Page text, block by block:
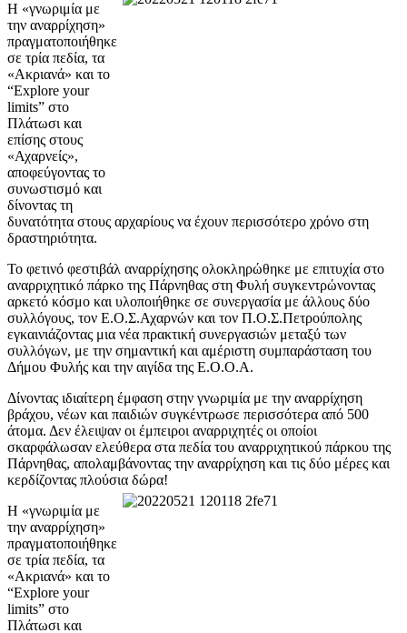
Η «γνωριμία με
την αναρρίχηση»
πραγματοποιήθηκε
σε τρία πεδία, τα
«Ακριανά» και το
“Explore your
limits” στο
Πλάτωσι και
επίσης στους
«Αχαρνείς»,
αποφεύγοντας το
συνωστισμό και
δίνοντας τη
δυνατότητα στους αρχαρίους να έχουν περισσότερο χρόνο στη
δραστηριότητα.
To φετινό φεστιβάλ αναρρίχησης ολοκληρώθηκε με επιτυχία στο
αναρριχητικό πάρκο της Πάρνηθας στη Φυλή συγκεντρώνοντας
αρκετό κόσμο και υλοποιήθηκε σε συνεργασία με άλλους δύο
συλλόγους, τον Ε.Ο.Σ.Αχαρνών και τον Π.Ο.Σ.Πετρούπολης
εγκαινιάζοντας μια νέα πρακτική συνεργασιών μεταξύ των
συλλόγων, με την σημαντική και αμέριστη συμπαράσταση του
Δήμου Φυλής και την αιγίδα της Ε.Ο.Ο.Α.
Δίνοντας ιδιαίτερη έμφαση στην γνωριμία με την αναρρίχηση
βράχου, νέων και παιδιών συγκέντρωσε περισσότερα από 500
άτομα. Δεν έλειψαν οι έμπειροι αναρριχητές οι οποίοι
σκαρφάλωσαν ελεύθερα στα πεδία του αναρριχητικού πάρκου της
Πάρνηθας, απολαμβάνοντας την αναρρίχηση και τις δύο μέρες και
κερδίζοντας πλούσια δώρα!
Η «γνωριμία με
την αναρρίχηση»
πραγματοποιήθηκε
σε τρία πεδία, τα
«Ακριανά» και το
“Explore your
limits” στο
Πλάτωσι και